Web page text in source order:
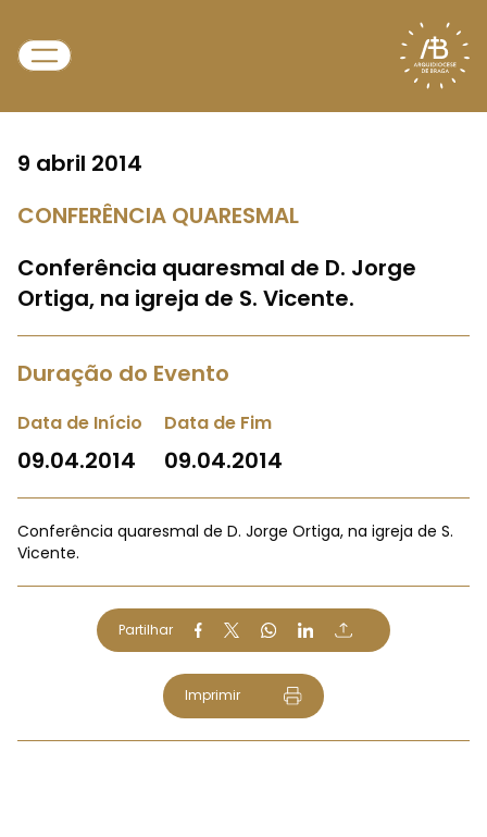
9 abril 2014
CONFERÊNCIA QUARESMAL
Conferência quaresmal de D. Jorge
Ortiga, na igreja de S. Vicente.
Duração do Evento
Data de Início
09.04.2014
Data de Fim
09.04.2014
Conferência quaresmal de D. Jorge Ortiga, na igreja de S.
Vicente.
Partilhar
Imprimir